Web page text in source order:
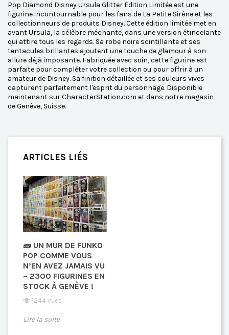
Pop Diamond Disney Ursula Glitter Edition Limitée est une
figurine incontournable pour les fans de La Petite Sirène et les
collectionneurs de produits Disney. Cette édition limitée met en
avant Ursula, la célèbre méchante, dans une version étincelante
qui attire tous les regards. Sa robe noire scintillante et ses
tentacules brillantes ajoutent une touche de glamour à son
allure déjà imposante. Fabriquée avec soin, cette figurine est
parfaite pour compléter votre collection ou pour offrir à un
amateur de Disney. Sa finition détaillée et ses couleurs vives
capturent parfaitement l'esprit du personnage. Disponible
maintenant sur CharacterStation.com et dans notre magasin
de Genève, Suisse.
ARTICLES LIÉS
🧱 UN MUR DE FUNKO
POP COMME VOUS
N’EN AVEZ JAMAIS VU
– 2300 FIGURINES EN
STOCK À GENÈVE !
1244 vues
Lire la suite